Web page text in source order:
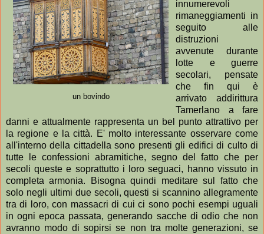
un bovindo
innumerevoli
rimaneggiamenti in
seguito alle
distruzioni
avvenute durante
lotte e guerre
secolari, pensate
che fin qui è
arrivato addirittura
Tamerlano a fare
danni e attualmente rappresenta un bel punto attrattivo per
la regione e la città. E' molto interessante osservare come
all'interno della cittadella sono presenti gli edifici di culto di
tutte le confessioni abramitiche, segno del fatto che per
secoli queste e soprattutto i loro seguaci, hanno vissuto in
completa armonia. Bisogna quindi meditare sul fatto che
solo negli ultimi due secoli, questi si scannino allegramente
tra di loro, con massacri di cui ci sono pochi esempi uguali
in ogni epoca passata, generando sacche di odio che non
avranno modo di sopirsi se non tra molte generazioni, se